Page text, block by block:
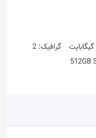
پردازنده: Core i5-1135G7 رم: 8 گیگابایت گرافیک: 2